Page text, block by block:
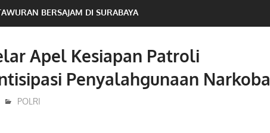
BERSAJAM DI SURABAYA
Apel Kesiapan Patroli
Penyalahgunaan Narkoba
POLRI